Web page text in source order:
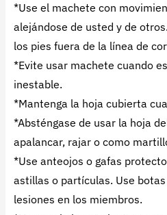
*Use el machete con
alejándose de usted y de
los pies fuera de la línea de
*Evite usar machete cuando
inestable.
*Mantenga la hoja cubierta
*Absténgase de usar la hoja
apalancar, rajar o como
*Use anteojos o gafas
astillas o partículas. Use
lesiones en los miembros.